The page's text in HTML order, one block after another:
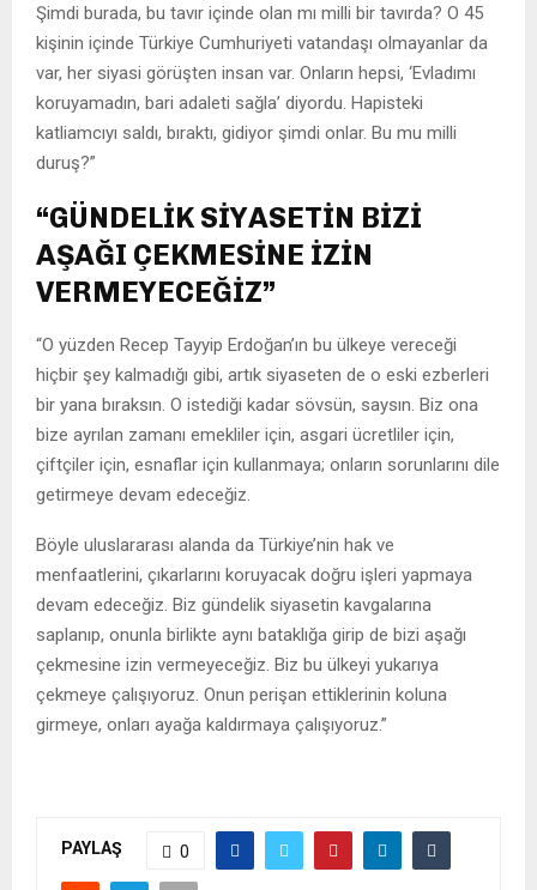
Şimdi burada, bu tavır içinde olan mı milli bir tavırda? O 45
kişinin içinde Türkiye Cumhuriyeti vatandaşı olmayanlar da
var, her siyasi görüşten insan var. Onların hepsi, ‘Evladımı
koruyamadın, bari adaleti sağla’ diyordu. Hapisteki
katliamcıyı saldı, bıraktı, gidiyor şimdi onlar. Bu mu milli
duruş?”
“GÜNDELİK SİYASETİN BİZİ
AŞAĞI ÇEKMESİNE İZİN
VERMEYECEĞİZ”
“O yüzden Recep Tayyip Erdoğan’ın bu ülkeye vereceği
hiçbir şey kalmadığı gibi, artık siyaseten de o eski ezberleri
bir yana bıraksın. O istediği kadar sövsün, saysın. Biz ona
bize ayrılan zamanı emekliler için, asgari ücretliler için,
çiftçiler için, esnaflar için kullanmaya; onların sorunlarını dile
getirmeye devam edeceğiz.
Böyle uluslararası alanda da Türkiye’nin hak ve
menfaatlerini, çıkarlarını koruyacak doğru işleri yapmaya
devam edeceğiz. Biz gündelik siyasetin kavgalarına
saplanıp, onunla birlikte aynı bataklığa girip de bizi aşağı
çekmesine izin vermeyeceğiz. Biz bu ülkeyi yukarıya
çekmeye çalışıyoruz. Onun perişan ettiklerinin koluna
girmeye, onları ayağa kaldırmaya çalışıyoruz.”
PAYLAŞ 0